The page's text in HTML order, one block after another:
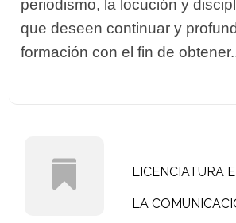
periodismo, la locución y
que deseen continuar y
formación con el fin de
LICENCIATURA
LA